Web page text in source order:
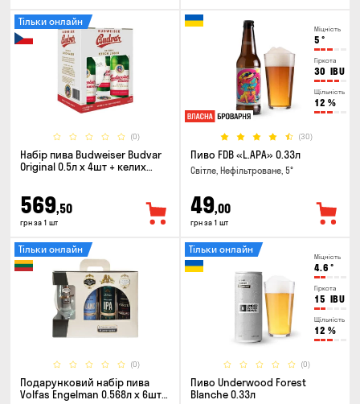
(0)
Тільки онлайн
Набір пива Budweiser Budvar
Original 0.5л х 4шт + келих
569,50
грн за 1 шт
Міцність
5 °
Гіркота
30 IBU
Щільність
12 %
(30)
Пиво FDB «L.APA» 0.33л
Світле, Нефільтроване, 5°
49,00
грн за 1 шт
(0)
Тільки онлайн
Подарунковий набір пива
Volfas Engelman 0.568л x 6шт +
Міцність
4.6 °
Гіркота
15 IBU
Щільність
12 %
(0)
Тільки онлайн
Пиво Underwood Forest
Blanche 0.33л